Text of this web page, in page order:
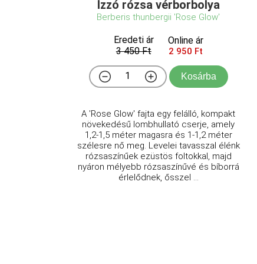
Izzó rózsa vérborbolya
Berberis thunbergii 'Rose Glow'
Eredeti ár
3 450 Ft
Online ár
2 950 Ft
Kosárba
A 'Rose Glow' fajta egy felálló, kompakt
növekedésű lombhullató cserje, amely
1,2-1,5 méter magasra és 1-1,2 méter
szélesre nő meg. Levelei tavasszal élénk
rózsaszínűek ezüstös foltokkal, majd
nyáron mélyebb rózsaszínűvé és bíborrá
érlelődnek, ősszel ...